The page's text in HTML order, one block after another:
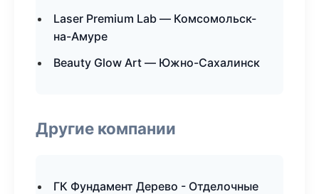
Laser Premium Lab — Комсомольск-
на-Амуре
Beauty Glow Art — Южно-Сахалинск
Другие компании
ГК Фундамент Дерево - Отделочные